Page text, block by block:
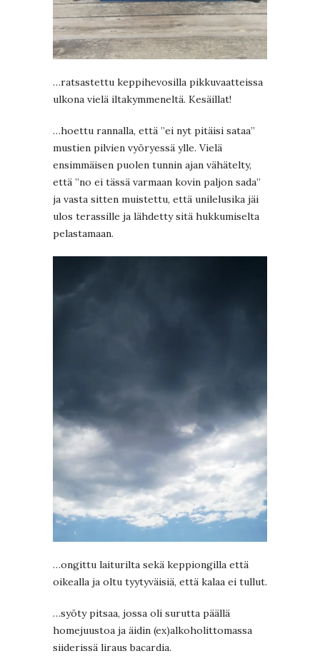
…ratsastettu keppihevosilla pikkuvaatteissa
ulkona vielä iltakymmeneltä. Kesäillat!
…hoettu rannalla, että ”ei nyt pitäisi sataa”
mustien pilvien vyöryessä ylle. Vielä
ensimmäisen puolen tunnin ajan vähätelty,
että ”no ei tässä varmaan kovin paljon sada”
ja vasta sitten muistettu, että unilelusika jäi
ulos terassille ja lähdetty sitä hukkumiselta
pelastamaan.
…ongittu laiturilta sekä keppiongilla että
oikealla ja oltu tyytyväisiä, että kalaa ei tullut.
…syöty pitsaa, jossa oli surutta päällä
homejuustoa ja äidin (ex)alkoholittomassa
siiderissä liraus bacardia.